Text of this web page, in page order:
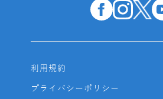
利用規約
プライバシーポリシー